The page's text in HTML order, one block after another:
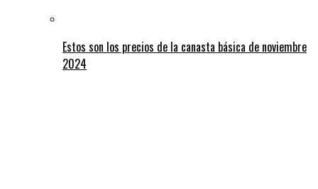
Estos son los precios de la canasta básica de noviembre
2024